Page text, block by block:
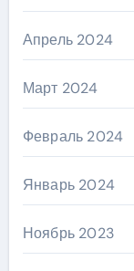
Апрель 2024
Март 2024
Февраль 2024
Январь 2024
Ноябрь 2023